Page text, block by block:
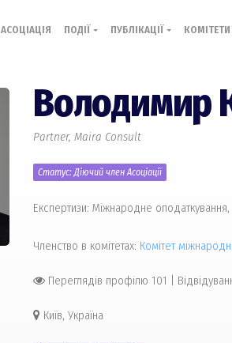
АСОЦІАЦІЯ ПОДІЇ ПУБЛІКАЦІЇ КОМІТЕТИ
Володимир
Partner, Maira Consult
Статус: Діючий член Асоціації
Експертизи: Міжнародне
Членство в комітетах: Комiтет
Переглядів профілю 101
Київ, Україна